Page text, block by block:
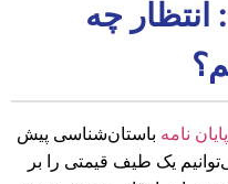
چه
نامه باستان‌شناسی پیش
یک طیف قیمتی را بر